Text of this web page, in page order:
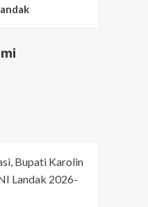
Bupati Karolin
Landak 2026-